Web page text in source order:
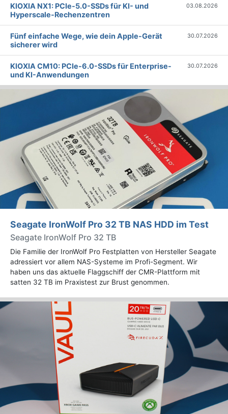
KIOXIA NX1: PCIe-5.0-SSDs für KI- und
Hyperscale-Rechenzentren
03.08.2026
Fünf einfache Wege, wie dein Apple-Gerät
sicherer wird
30.07.2026
KIOXIA CM10: PCIe-6.0-SSDs für Enterprise-
und KI-Anwendungen
30.07.2026
Seagate IronWolf Pro 32 TB NAS HDD im Test
Seagate IronWolf Pro 32 TB
Die Familie der IronWolf Pro Festplatten von Hersteller Seagate
adressiert vor allem NAS-Systeme im Profi-Segment. Wir
haben uns das aktuelle Flaggschiff der CMR-Plattform mit
satten 32 TB im Praxistest zur Brust genommen.